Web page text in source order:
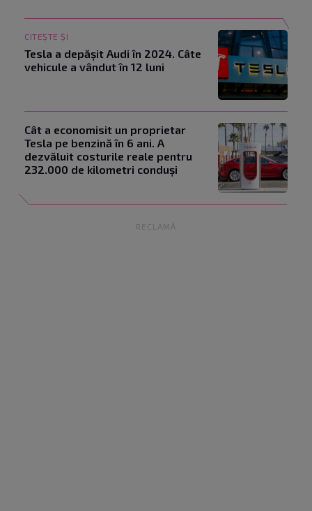
CITEȘTE ȘI
Tesla a depășit Audi în 2024. Câte
vehicule a vândut în 12 luni
Cât a economisit un proprietar
Tesla pe benzină în 6 ani. A
dezvăluit costurile reale pentru
232.000 de kilometri conduși
RECLAMĂ